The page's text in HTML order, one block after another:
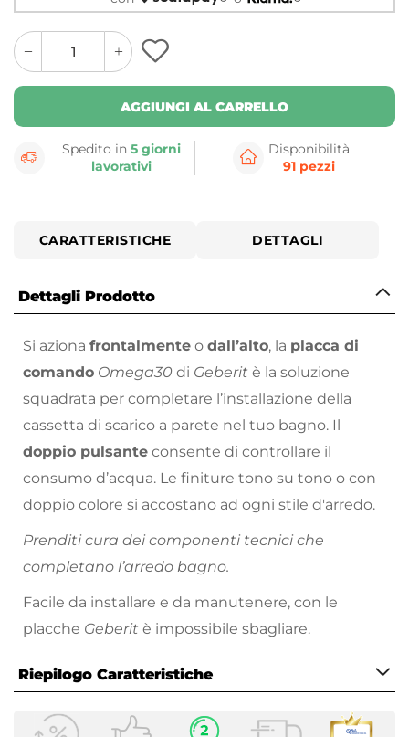
quantity
button
quantity
minus
button
AGGIUNGI AL CARRELLO
Spedito in5 giorni
lavorativi
Disponibilità
91 pezzi
CARATTERISTICHE DETTAGLI
Dettagli Prodotto
Si aziona frontalmente o dall’alto, la placca di
comando Omega30 di Geberit è la soluzione
squadrata per completare l’installazione della
cassetta di scarico a parete nel tuo bagno. Il
doppio pulsante consente di controllare il
consumo d’acqua. Le finiture tono su tono o con
doppio colore si accostano ad ogni stile d'arredo.
Prenditi cura dei componenti tecnici che
completano l’arredo bagno.
Facile da installare e da manutenere, con le
placche Geberit è impossibile sbagliare.
Riepilogo Caratteristiche
Caratteristiche